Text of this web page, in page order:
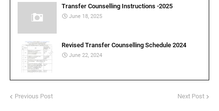
Transfer Counselling Instructions -2025
June 18, 2025
Revised Transfer Counselling Schedule 2024
June 22, 2024
Previous Post Next Post